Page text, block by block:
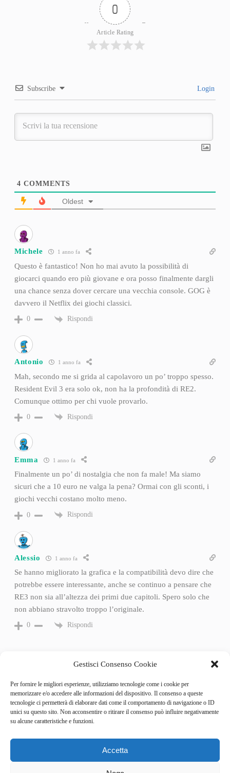
Gestisci Consenso Cookie
Per fornire le migliori esperienze, utilizziamo tecnologie come i cookie per
memorizzare e/o accedere alle informazioni del dispositivo. Il consenso a queste
tecnologie ci permetterà di elaborare dati come il comportamento di navigazione o ID
unici su questo sito. Non acconsentire o ritirare il consenso può influire negativamente
su alcune caratteristiche e funzioni.
Accetta
0
Article Rating
Subscribe Login
4 COMMENTS
Oldest
Michele 1 anno fa
Questo è fantastico! Non ho mai avuto la possibilità di
giocarci quando ero più giovane e ora posso finalmente dargli
una chance senza dover cercare una vecchia console. GOG è
davvero il Netflix dei giochi classici.
0 Rispondi
Antonio 1 anno fa
Mah, secondo me si grida al capolavoro un po’ troppo spesso.
Resident Evil 3 era solo ok, non ha la profondità di RE2.
Comunque ottimo per chi vuole provarlo.
0 Rispondi
Emma 1 anno fa
Finalmente un po’ di nostalgia che non fa male! Ma siamo
sicuri che a 10 euro ne valga la pena? Ormai con gli sconti, i
giochi vecchi costano molto meno.
0 Rispondi
Alessio 1 anno fa
Se hanno migliorato la grafica e la compatibilità devo dire che
potrebbe essere interessante, anche se continuo a pensare che
RE3 non sia all’altezza dei primi due capitoli. Spero solo che
non abbiano stravolto troppo l’originale.
0 Rispondi
Categories